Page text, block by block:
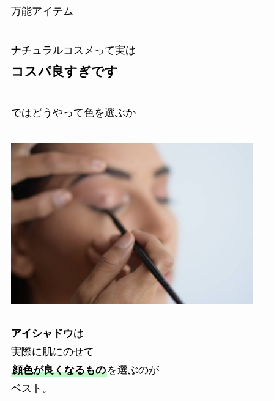
万能アイテム
ナチュラルコスメって実は
コスパ良すぎです
ではどうやって色を選ぶか
アイシャドウは
実際に肌にのせて
顔色が良くなるものを選ぶのが
ベスト。